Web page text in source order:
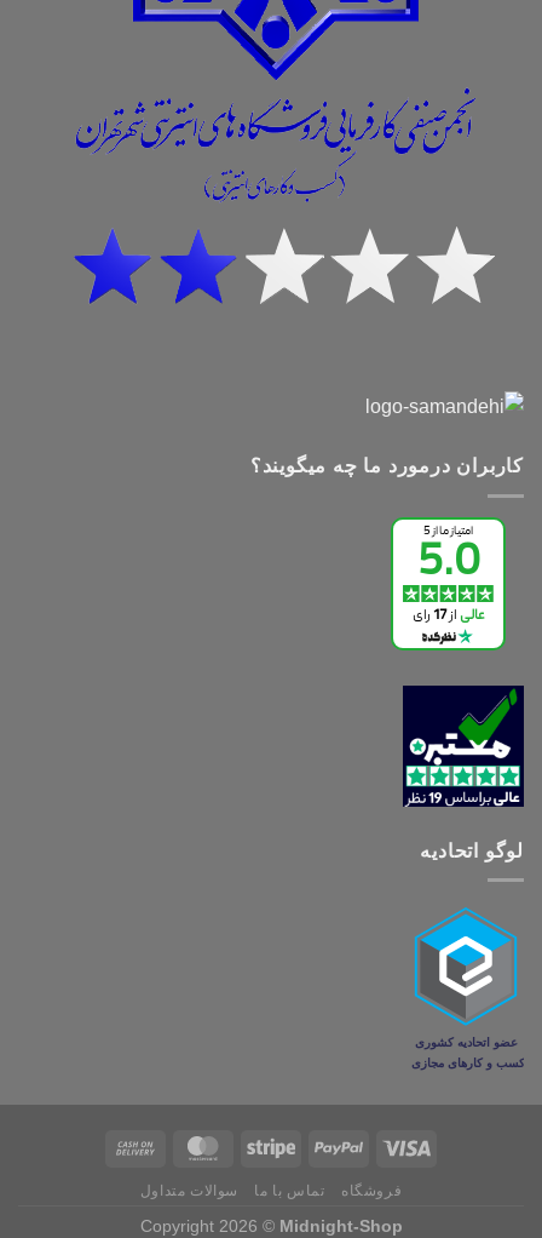
کاربران درمورد ما چه میگویند؟
لوگو اتحادیه
فروشگاه تماس با ما سوالات متداول
Copyright 2026 © Midnight-Shop